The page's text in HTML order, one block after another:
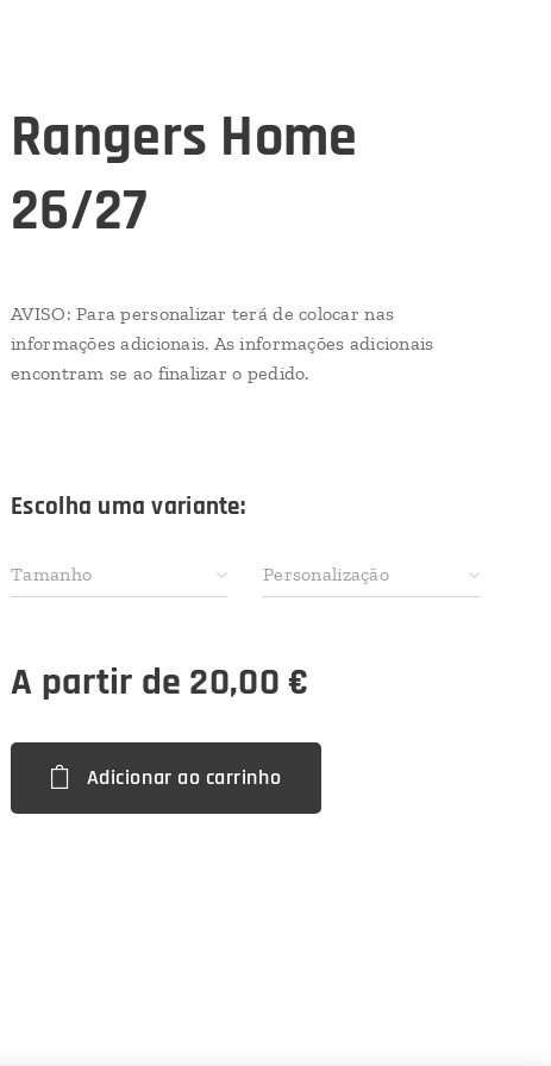
Rangers Home
26/27
AVISO: Para personalizar terá de colocar nas
informações adicionais. As informações adicionais
encontram se ao finalizar o pedido.
Escolha uma variante:
Tamanho Personalização
A partir de 20,00€
Adicionar ao carrinho